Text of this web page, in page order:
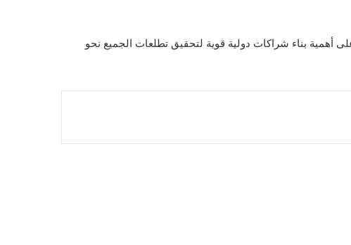
أهمية بناء شراكات دولية قوية لتحقيق تطلعات الجميع نحو